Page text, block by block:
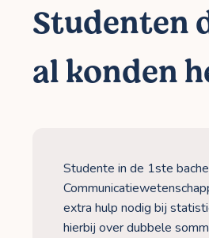
Studenten
al konden
Studente in de 1ste
extra hulp nodig bij
hierbij over dubbele